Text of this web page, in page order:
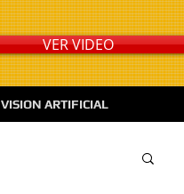
VER VIDEO
VISION ARTIFICIAL